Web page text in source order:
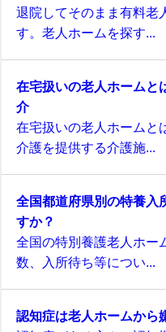
退院してそのまま有料老
す。老人ホームを探す...
在宅扱いの老人ホームと
介
在宅扱いの老人ホームと
介護を提供する介護施...
全国都道府県別の特養入
すか？
全国の特別養護老人ホー
数、入所待ち等につい...
認知症は老人ホームから